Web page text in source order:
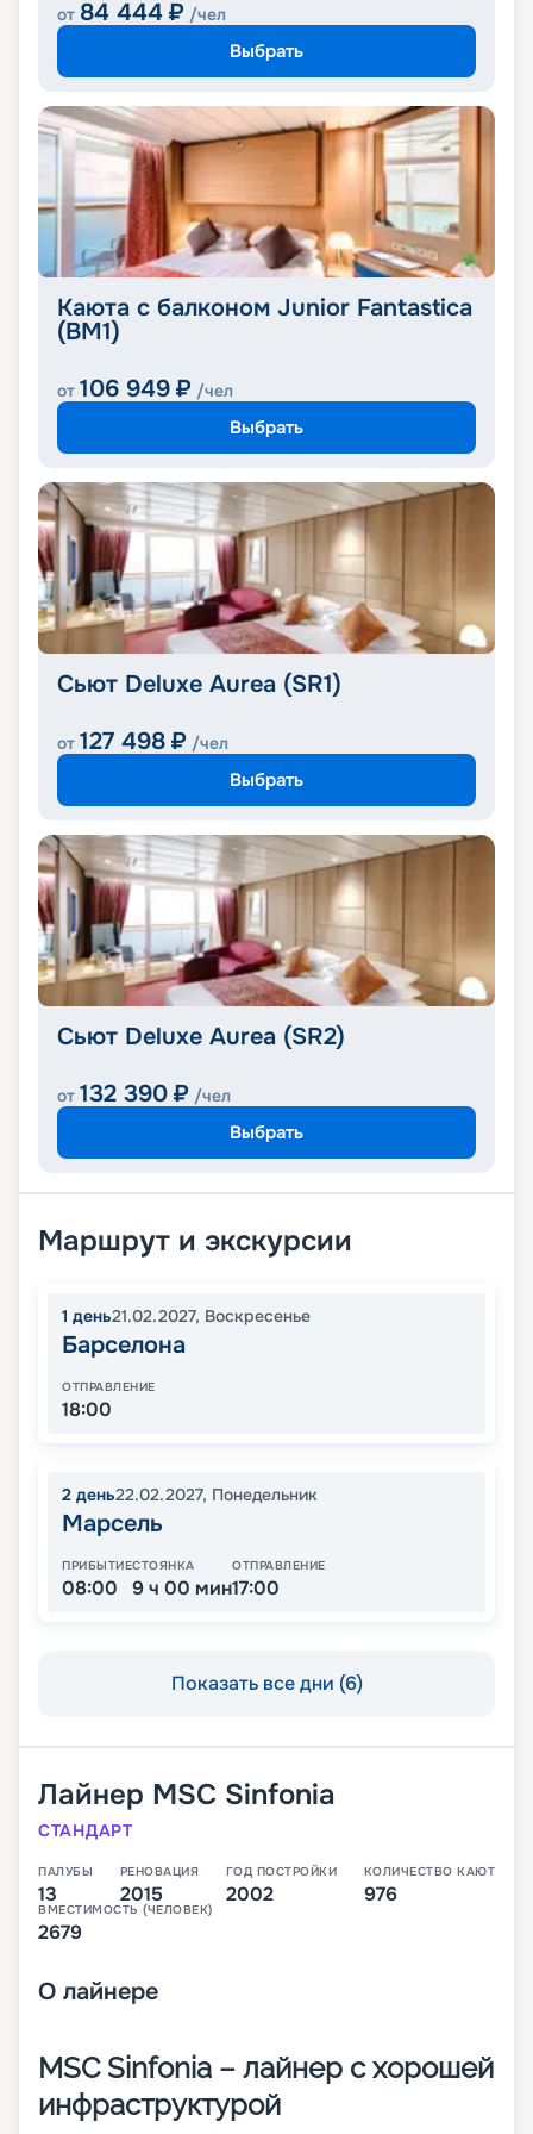
от 84 444 ₽ /чел
Выбрать
Каюта с балконом Junior Fantastica
(BM1)
от 106 949 ₽ /чел
Выбрать
Сьют Deluxe Aurea (SR1)
от 127 498 ₽ /чел
Выбрать
Сьют Deluxe Aurea (SR2)
от 132 390 ₽ /чел
Выбрать
Маршрут и экскурсии
1 день21.02.2027, Воскресенье
Барселона
ОТПРАВЛЕНИЕ
18:00
2 день22.02.2027, Понедельник
Марсель
ПРИБЫТИЕ
08:00
СТОЯНКА
9 ч 00 мин
ОТПРАВЛЕНИЕ
17:00
Показать все дни (6)
Лайнер MSC Sinfonia
СТАНДАРТ
ПАЛУБЫ
13
РЕНОВАЦИЯ
2015
ГОД ПОСТРОЙКИ
2002
КОЛИЧЕСТВО КАЮТ
976
ВМЕСТИМОСТЬ (ЧЕЛОВЕК)
2679
О лайнере
MSC Sinfonia – лайнер с хорошей
инфраструктурой